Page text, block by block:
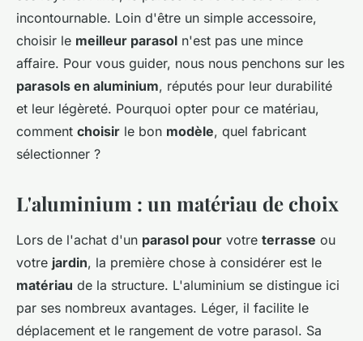
incontournable. Loin d'être un simple accessoire,
choisir le meilleur parasol n'est pas une mince
affaire. Pour vous guider, nous nous penchons sur les
parasols en aluminium, réputés pour leur durabilité
et leur légèreté. Pourquoi opter pour ce matériau,
comment choisir le bon modèle, quel fabricant
sélectionner ?
L'aluminium : un matériau de choix
Lors de l'achat d'un parasol pour votre terrasse ou
votre jardin, la première chose à considérer est le
matériau de la structure. L'aluminium se distingue ici
par ses nombreux avantages. Léger, il facilite le
déplacement et le rangement de votre parasol. Sa